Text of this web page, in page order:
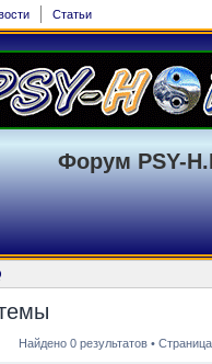
Статьи
Форум PSY-
Найдено 0 результатов •